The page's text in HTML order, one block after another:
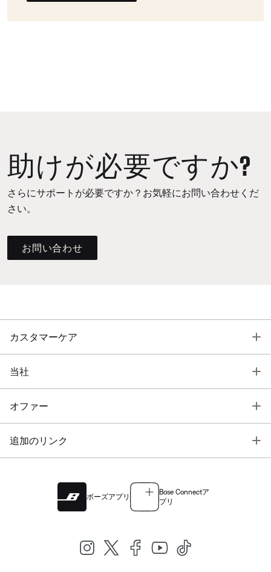
助けが必要ですか?
さらにサポートが必要ですか？お気軽にお問い合わせくだ
さい。
お問い合わせ
カスタマーケア
当社
オファー
追加のリンク
ボーズアプリ
Bose Connectア
プリ